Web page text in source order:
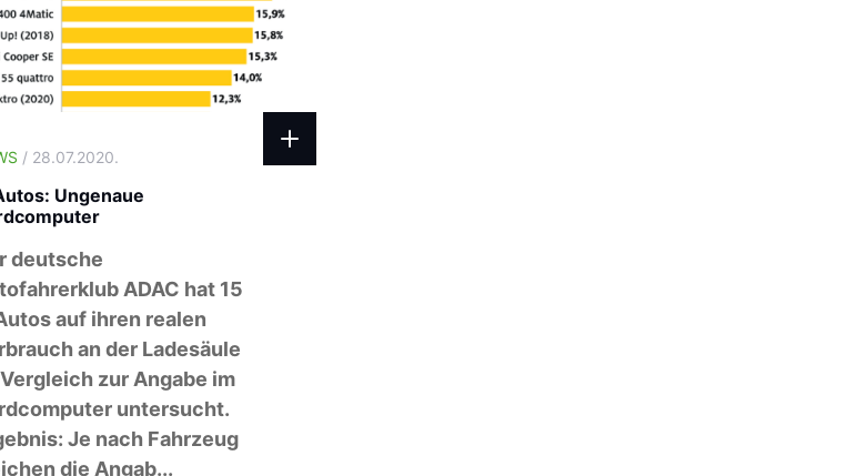
/ 28.07.2020.
Ungenaue
deutsche
ADAC hat 15
auf ihren realen
an der Ladesäule
zur Angabe im
untersucht.
Je nach Fahrzeug
die Angab...